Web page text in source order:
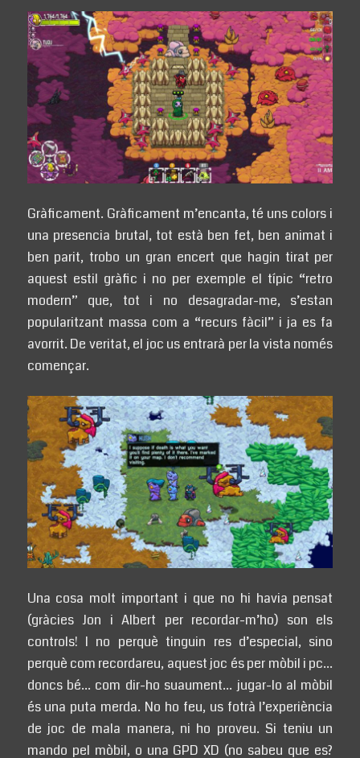
Gràficament. Gràficament m’encanta, té uns colors i
una presencia brutal, tot està ben fet, ben animat i
ben parit, trobo un gran encert que hagin tirat per
aquest estil gràfic i no per exemple el típic “retro
modern” que, tot i no desagradar-me, s’estan
popularitzant massa com a “recurs fàcil” i ja es fa
avorrit. De veritat, el joc us entrarà per la vista només
començar.
Una cosa molt important i que no hi havia pensat
(gràcies Jon i Albert per recordar-m’ho) son els
controls! I no perquè tinguin res d’especial, sino
perquè com recordareu, aquest joc és per mòbil i pc…
doncs bé… com dir-ho suaument… jugar-lo al mòbil
és una puta merda. No ho feu, us fotrà l’experiència
de joc de mala manera, ni ho proveu. Si teniu un
mando pel mòbil, o una GPD XD (no sabeu que es?